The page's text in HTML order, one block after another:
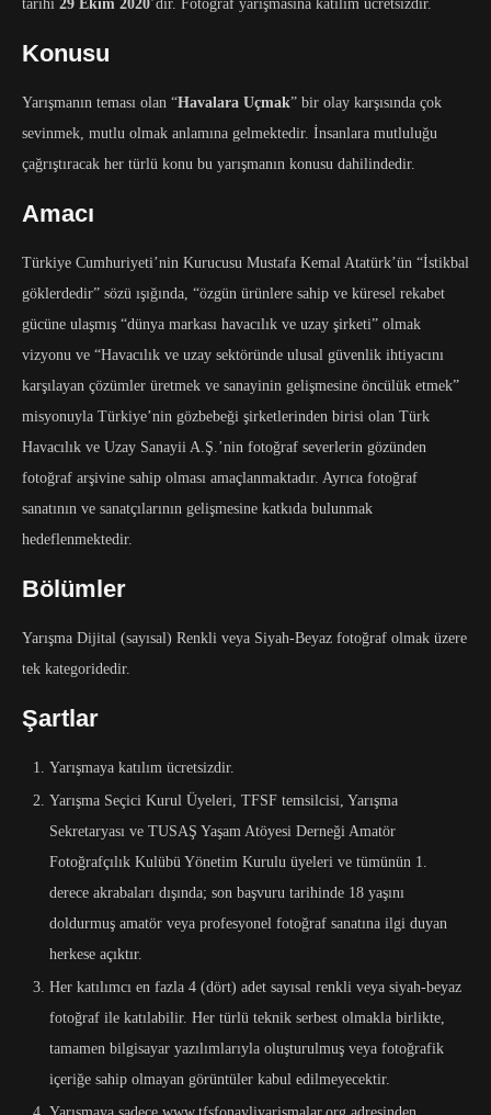
tarihi 29 Ekim 2020’dir. Fotoğraf yarışmasına katılım ücretsizdir.
Konusu
Yarışmanın teması olan “Havalara Uçmak” bir olay karşısında çok
sevinmek, mutlu olmak anlamına gelmektedir. İnsanlara mutluluğu
çağrıştıracak her türlü konu bu yarışmanın konusu dahilindedir.
Amacı
Türkiye Cumhuriyeti’nin Kurucusu Mustafa Kemal Atatürk’ün “İstikbal
göklerdedir” sözü ışığında, “özgün ürünlere sahip ve küresel rekabet
gücüne ulaşmış “dünya markası havacılık ve uzay şirketi” olmak
vizyonu ve “Havacılık ve uzay sektöründe ulusal güvenlik ihtiyacını
karşılayan çözümler üretmek ve sanayinin gelişmesine öncülük etmek”
misyonuyla Türkiye’nin gözbebeği şirketlerinden birisi olan Türk
Havacılık ve Uzay Sanayii A.Ş.’nin fotoğraf severlerin gözünden
fotoğraf arşivine sahip olması amaçlanmaktadır. Ayrıca fotoğraf
sanatının ve sanatçılarının gelişmesine katkıda bulunmak
hedeflenmektedir.
Bölümler
Yarışma Dijital (sayısal) Renkli veya Siyah-Beyaz fotoğraf olmak üzere
tek kategoridedir.
Şartlar
Yarışmaya katılım ücretsizdir.
Yarışma Seçici Kurul Üyeleri, TFSF temsilcisi, Yarışma
Sekretaryası ve TUSAŞ Yaşam Atöyesi Derneği Amatör
Fotoğrafçılık Kulübü Yönetim Kurulu üyeleri ve tümünün 1.
derece akrabaları dışında; son başvuru tarihinde 18 yaşını
doldurmuş amatör veya profesyonel fotoğraf sanatına ilgi duyan
herkese açıktır.
Her katılımcı en fazla 4 (dört) adet sayısal renkli veya siyah-beyaz
fotoğraf ile katılabilir. Her türlü teknik serbest olmakla birlikte,
tamamen bilgisayar yazılımlarıyla oluşturulmuş veya fotoğrafik
içeriğe sahip olmayan görüntüler kabul edilmeyecektir.